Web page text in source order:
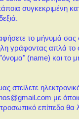
συγκεκριμένη
το μήνυμά σας
γράφοντας απλά
(name) και το
στείλετε
με
προσωπικό επίπεδο